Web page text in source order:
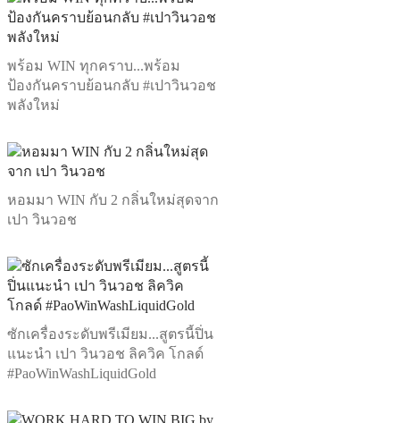
พร้อม WIN ทุกคราบ...พร้อม
ป้องกันคราบย้อนกลับ #เปาวินวอช
พลังใหม่
หอมมา WIN กับ 2 กลิ่นใหม่สุดจาก
เปา วินวอช
ซักเครื่องระดับพรีเมียม...สูตรนี้ปิ่น
แนะนำ เปา วินวอช ลิควิค โกลด์
#PaoWinWashLiquidGold